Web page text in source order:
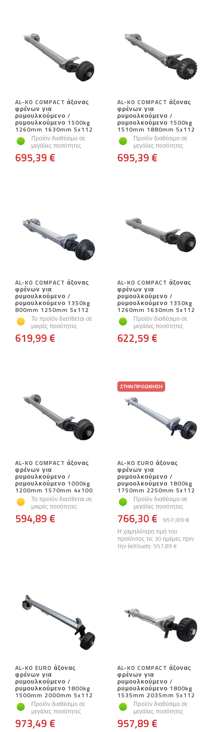
AL-KO COMPACT άξονας
φρένων για
ρυμουλκούμενο /
ρυμουλκούμενο 1500kg
1260mm 1630mm 5x112
Προϊόν διαθέσιμο σε
μεγάλες ποσότητες
695,39 €
AL-KO COMPACT άξονας
φρένων για
ρυμουλκούμενο /
ρυμουλκούμενο 1500kg
1510mm 1880mm 5x112
Προϊόν διαθέσιμο σε
μεγάλες ποσότητες
695,39 €
AL-KO COMPACT άξονας
φρένων για
ρυμουλκούμενο /
ρυμουλκούμενο 1350kg
800mm 1250mm 5x112
Το προϊόν διατίθεται σε
μικρές ποσότητες
619,99 €
AL-KO COMPACT άξονας
φρένων για
ρυμουλκούμενο /
ρυμουλκούμενο 1350kg
1260mm 1630mm 5x112
Προϊόν διαθέσιμο σε
μεγάλες ποσότητες
622,59 €
AL-KO COMPACT άξονας
φρένων για
ρυμουλκούμενο /
ρυμουλκούμενο 1000kg
1200mm 1570mm 4x100
Το προϊόν διατίθεται σε
μικρές ποσότητες
594,89 €
ΣΤΗΝ ΠΡΟΏΘΗΣΗ
AL-KO EURO άξονας
φρένων για
ρυμουλκούμενο /
ρυμουλκούμενο 1800kg
1750mm 2250mm 5x112
Προϊόν διαθέσιμο σε
μεγάλες ποσότητες
957,89 €
766,30 €
Η χαμηλότερη τιμή του
προϊόντος τις 30 ημέρες πριν
την έκπτωση: 957,89 €
AL-KO EURO άξονας
φρένων για
ρυμουλκούμενο /
ρυμουλκούμενο 1800kg
1500mm 2000mm 5x112
Προϊόν διαθέσιμο σε
μεγάλες ποσότητες
973,49 €
AL-KO COMPACT άξονας
φρένων για
ρυμουλκούμενο /
ρυμουλκούμενο 1800kg
1535mm 2035mm 5x112
Προϊόν διαθέσιμο σε
μεγάλες ποσότητες
957,89 €